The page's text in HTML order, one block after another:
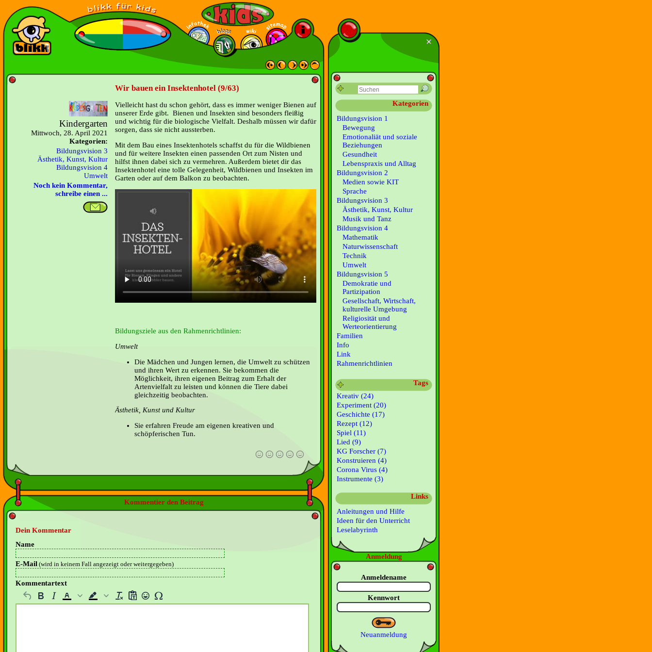
Wir bauen ein Insektenhotel (9/63)
Kindergarten
Mittwoch, 28. April 2021
Kategorien:
Bildungsvision 3
Ästhetik, Kunst, Kultur
Bildungsvision 4
Umwelt
Noch kein Kommentar,
schreibe einen ...
Vielleicht hast du schon gehört, dass es immer weniger Bienen auf
unserer Erde gibt. Bienen und Insekten sind besonders fleißig
und wichtig für die biologische Vielfalt. Deshalb müssen wir dafür
sorgen, dass sie nicht aussterben.
Mit dem Bau eines Insektenhotels schaffst du für die Wildbienen
und für weitere Insekten einen passenden Ort zum Nisten und
hilfst ihnen dabei sich zu vermehren. Außerdem bietet dir das
Insektenhotel eine tolle Gelegenheit, Wildbienen und Insekten im
Garten oder auf dem Balkon zu beobachten.
Bildungsziele aus den Rahmenrichtlinien:
Umwelt
Die Mädchen und Jungen lernen, die Umwelt zu schützen
und ihren Wert zu erkennen. Sie bekommen die
Möglichkeit, ihren eigenen Beitrag zum Erhalt der
Artenvielfalt zu leisten und können die Tiere dabei
gleichzeitig beobachten.
Ästhetik, Kunst und Kultur
Sie erfahren Freude am eigenen kreativen und
schöpferischen Tun.
Kommentier den Beitrag
Dein Kommentar
Name
E-Mail (wird in keinem Fall angezeigt oder weitergegeben)
Kommentartext
Kategorien
Bildungsvision 1
Bewegung
Emotionaliät und soziale
Beziehungen
Gesundheit
Lebenspraxis und Alltag
Bildungsvision 2
Medien sowie KIT
Sprache
Bildungsvision 3
Ästhetik, Kunst, Kultur
Musik und Tanz
Bildungsvision 4
Mathematik
Naturwissenschaft
Technik
Umwelt
Bildungsvision 5
Demokratie und
Partizipation
Gesellschaft, Wirtschaft,
kulturelle Umgebung
Religiosität und
Werteorientierung
Familien
Info
Link
Rahmenrichtlinien
Tags
Kreativ (24)
Experiment (20)
Geschichte (17)
Rezept (12)
Spiel (11)
Lied (9)
KG Forscher (7)
Konstruieren (4)
Corona Virus (4)
Instrumente (3)
Links
Anleitungen und Hilfe
Ideen für den Unterricht
Leselabyrinth
Anmeldung
Anmeldename
Kennwort
Neuanmeldung